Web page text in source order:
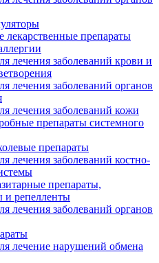
лекарственные препараты
лечения заболеваний крови и
лечения заболеваний органов
лечения заболеваний кожи
препараты системного
препараты
лечения заболеваний костно-
препараты,
и репелленты
лечения заболеваний органов
лечение нарушений обмена